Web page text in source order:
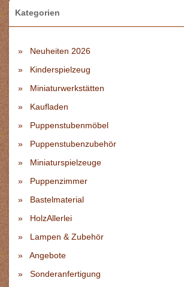
Kategorien
Neuheiten 2026
Kinderspielzeug
Miniaturwerkstätten
Kaufladen
Puppenstubenmöbel
Puppenstubenzubehör
Miniaturspielzeuge
Puppenzimmer
Bastelmaterial
HolzAllerlei
Lampen & Zubehör
Angebote
Sonderanfertigung